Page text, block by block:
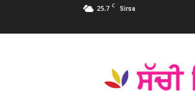
25.7 C Sirsa